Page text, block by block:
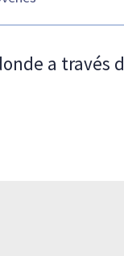
a través